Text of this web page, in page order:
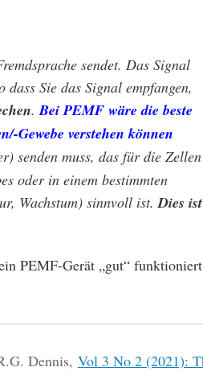
sendet. Das Signal
Sie das Signal empfangen,
.Bei PEMF wäre die beste
Gewebe verstehen können
senden muss, das für die Zellen
oder in einem bestimmten
Wachstum) sinnvoll ist.Dies ist
PEMF-Gerät „gut“ funktioniert
Dennis, Vol 3 No 2 (2021):